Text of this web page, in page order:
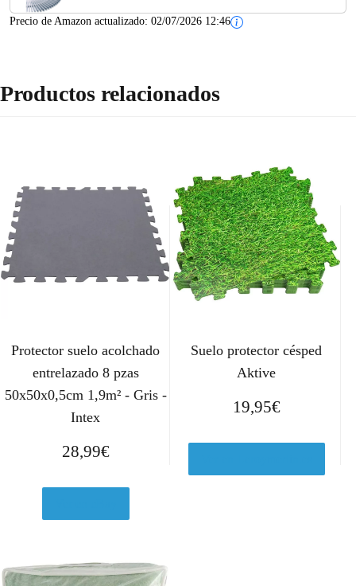
Precio de Amazon actualizado: 02/07/2026 12:46
Productos relacionados
Protector suelo acolchado
entrelazado 8 pzas
50x50x0,5cm 1,9m² - Gris -
Intex
28,99€
Suelo protector césped
Aktive
19,95€